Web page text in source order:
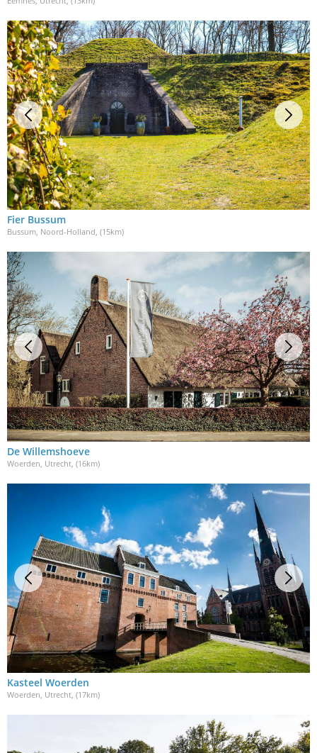
Fier Bussum
Bussum, Noord-Holland, (15km)
De Willemshoeve
Woerden, Utrecht , (16km)
Kasteel Woerden
Woerden, Utrecht, (17km)